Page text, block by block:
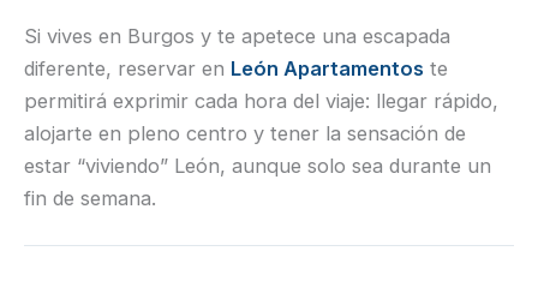
Si vives en Burgos y te apetece una escapada
diferente, reservar en León Apartamentos te
permitirá exprimir cada hora del viaje: llegar rápido,
alojarte en pleno centro y tener la sensación de
estar “viviendo” León, aunque solo sea durante un
fin de semana.